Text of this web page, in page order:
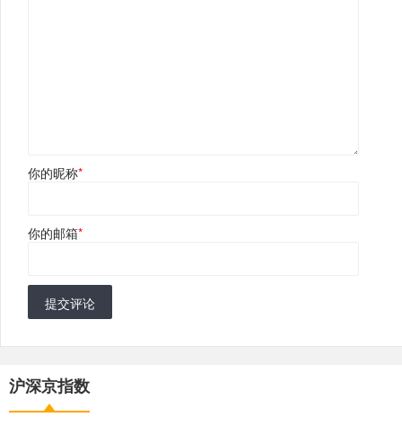
你的昵称*
你的邮箱*
提交评论
沪深京指数